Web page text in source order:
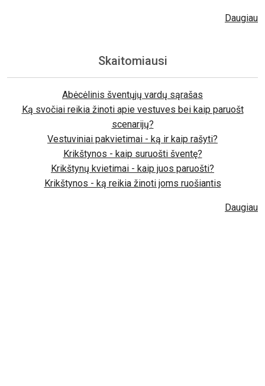
Daugiau
Skaitomiausi
Abėcėlinis šventųjų vardų sąrašas
Ką svočiai reikia žinoti apie vestuves bei kaip paruošt
scenarijų?
Vestuviniai pakvietimai - ką ir kaip rašyti?
Krikštynos - kaip suruošti šventę?
Krikštynų kvietimai - kaip juos paruošti?
Krikštynos - ką reikia žinoti joms ruošiantis
Daugiau